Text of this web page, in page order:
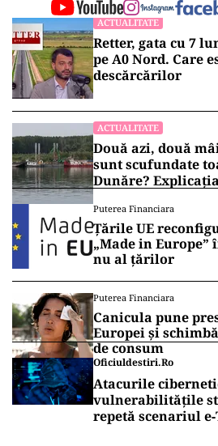
ACTUALITATE
Retter, gata cu 7
pe A0 Nord. Care
descărcărilor
ACTUALITATE
Două azi, două
sunt scufundate
Dunăre?
Puterea Financiara
Țările UE
„Made in
nu al țărilor
Puterea Financiara
Canicula pune
Europei și
de consum
Oficiuldestiri.ro
Atacurile
vulnerabilitățile
repetă scenariul